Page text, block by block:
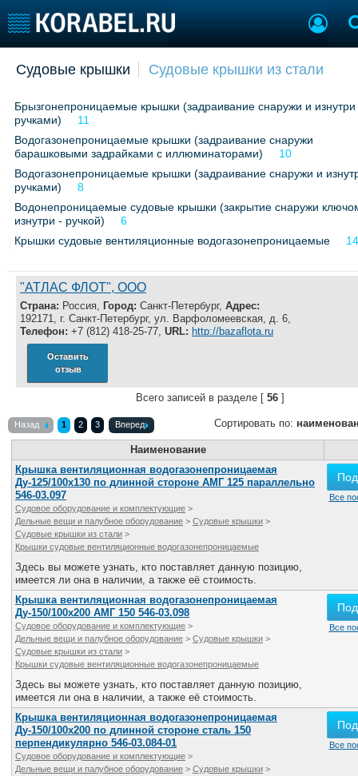
Пульс
Новости
Компании
Работа
Крюинг
Журнал
Реклама
Доска объявлений
Оборудование
Материалы
Услуги
Конференции
Выставки и семинары
Личности
Словарь
Галерея флота
Форум
Судовые крышки Судовые крышки из стали
Брызгонепроницаемые крышки (задраивание снаружи и изнутри
ручками)
11
Водогазонепроницаемые крышки (задраивание снаружи
барашковыми задрайками с иллюминаторами)
10
Водогазонепроницаемые крышки (задраивание снаружи и
ручками)
8
Водонепроницаемые судовые крышки (закрытие снаружи
изнутри - ручкой)
6
Крышки судовые вентиляционные водогазонепроницаемые
"АТЛАС ФЛОТ", ООО
Страна: Россия, Город: Санкт-Петербург, Адрес:
192171, г. Санкт-Петербург, ул. Варфоломеевская, д. 6,
Телефон: +7 (812) 418-25-77, URL: http://bazaflota.ru
Оставить
отзыв
Всего записей в разделе [ 56 ]
Назад 1 2 3 Вперед Сортировать по:
Наименование
Крышка вентиляционная водогазонепроницаемая
Ду-125/100х130 по длинной стороне АМГ 125 параллельно
546-03.097
Судовое оборудование и комплектующие >
Дельные вещи и палубное оборудование > Судовые крышки >
Судовые крышки из стали >
Крышки судовые вентиляционные водогазонепроницаемые
Здесь вы можете узнать, кто поставляет данную позицию,
имеется ли она в наличии, а также её стоимость.
Все
Крышка вентиляционная водогазонепроницаемая
Ду-150/100х200 АМГ 150 546-03.098
Судовое оборудование и комплектующие >
Дельные вещи и палубное оборудование > Судовые крышки >
Судовые крышки из стали >
Крышки судовые вентиляционные водогазонепроницаемые
Здесь вы можете узнать, кто поставляет данную позицию,
имеется ли она в наличии, а также её стоимость.
Все
Крышка вентиляционная водогазонепроницаемая
Ду-150/100х200 по длинной стороне сталь 150
перпендикулярно 546-03.084-01
Судовое оборудование и комплектующие >
Дельные вещи и палубное оборудование > Судовые крышки >
Все